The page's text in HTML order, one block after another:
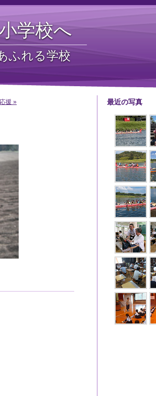
学校へ
ふれる学校
援 » 最近の写真